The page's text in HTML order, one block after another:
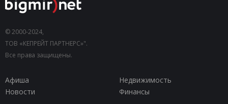
© 2000-2024,
ТОВ «КЕПРЕЙТ ПАРТНЕРС»".
Все права защищены.
Афиша
Недвижимость
Новости
Финансы